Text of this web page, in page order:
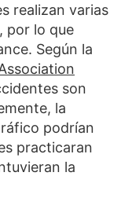
realizan varias
por lo que
Según la
son
la
podrían
practicaran
la